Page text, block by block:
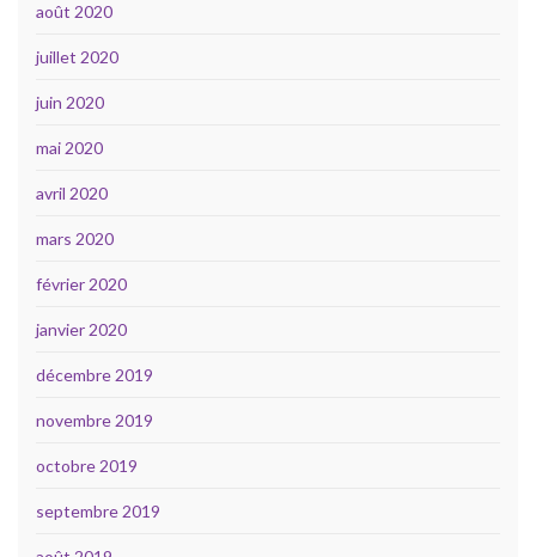
août 2020
juillet 2020
juin 2020
mai 2020
avril 2020
mars 2020
février 2020
janvier 2020
décembre 2019
novembre 2019
octobre 2019
septembre 2019